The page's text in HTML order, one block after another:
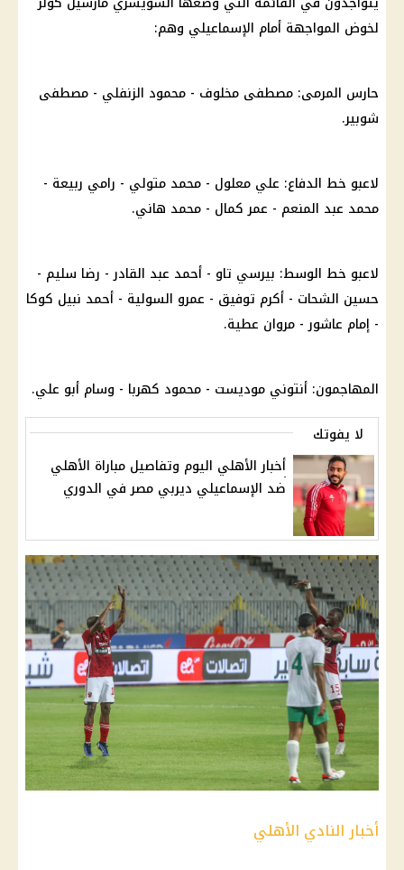
لخوض المواجهة أمام الإسماعيلي وهم:
حارس المرمى: مصطفى مخلوف - محمود الزنفلي - مصطفى
شوبير.
لاعبو خط الدفاع: علي معلول - محمد متولي - رامي ربيعة -
محمد عبد المنعم - عمر كمال - محمد هاني.
لاعبو خط الوسط: بيرسي تاو - أحمد عبد القادر - رضا سليم -
حسين الشحات - أكرم توفيق - عمرو السولية - أحمد نبيل كوكا
- إمام عاشور - مروان عطية.
المهاجمون: أنتوني موديست - محمود كهربا - وسام أبو علي.
لا يفوتك
أخبار الأهلي اليوم وتفاصيل مباراة الأهلي
ضد الإسماعيلي ديربي مصر في الدوري
أخبار النادي الأهلي